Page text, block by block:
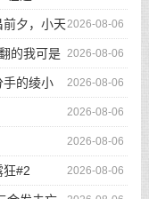
男主在街上闲逛，
婆与女儿...
2026-08-06
夕，小天
2026-08-06
的我可是
肏翻的我居然只是个
2026-08-06
手的绫小
2026-08-06
2026-08-06
2026-08-06
狂#2